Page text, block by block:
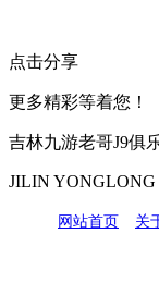
点击分享
更多精彩等着您！
吉林九游老哥J9俱
JILIN
网站首页 关